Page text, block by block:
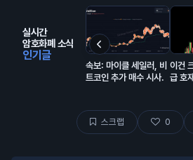
실시간
암호화폐 소식
인기글
속보: 마이클 세일러, 비
트코인 추가 매수 시사.
이건
급 호
스크랩 0